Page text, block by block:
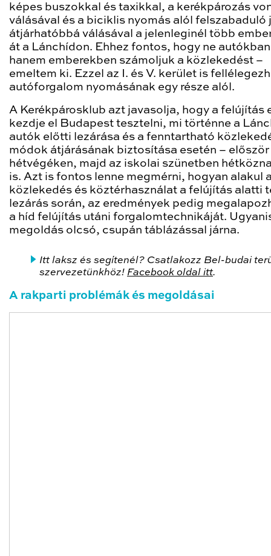
képes buszokkal és taxikkal, a kerékpározás
válásával és a biciklis nyomás alól felszabaduló
átjárhatóbbá válásával a jelenleginél több
át a Lánchídon. Ehhez fontos, hogy ne
hanem emberekben számoljuk a közlekedést –
emeltem ki. Ezzel az I. és V. kerület is
autóforgalom nyomásának egy része alól.
A Kerékpárosklub azt javasolja, hogy a felújítás
kezdje el Budapest tesztelni, mi történne a
autók előtti lezárása és a fenntartható
módok átjárásának biztosítása esetén – először
hétvégéken, majd az iskolai szünetben
is. Azt is fontos lenne megmérni, hogyan alakul
közlekedés és köztérhasználat a felújítás alatti
lezárás során, az eredmények pedig
a híd felújítás utáni forgalomtechnikáját.
megoldás olcsó, csupán táblázással járna.
Itt laksz és segítenél? Csatlakozz Bel-budai
szervezetünkhöz! Facebook oldal itt.
A rakparti problémák és megoldásai